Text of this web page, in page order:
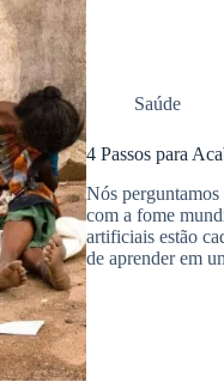
Saúde
4 Passos para
Nós
com a fome
artificiais estão
de aprender em